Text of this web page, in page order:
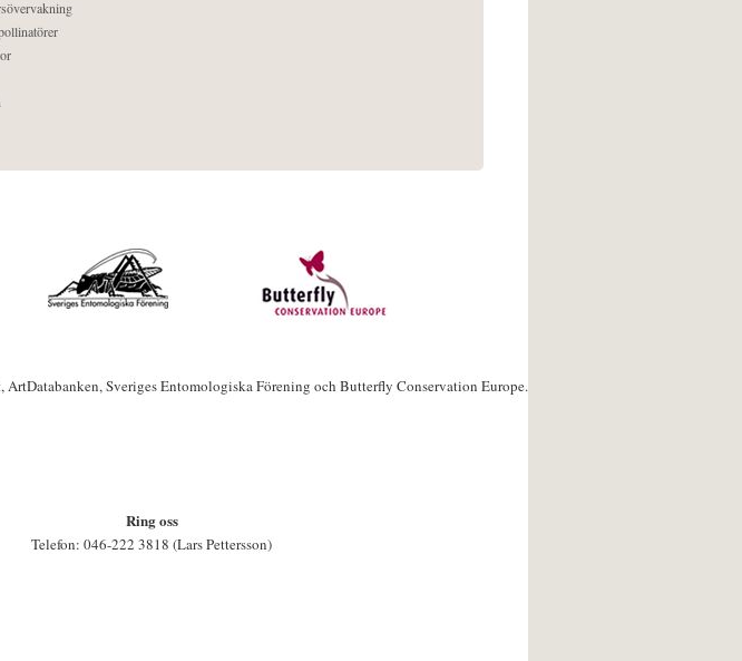
Sveriges Entomologiska Förening och Butterfly Conservation Europe.
Ring oss
Telefon: 046-222 3818 (Lars Pettersson)